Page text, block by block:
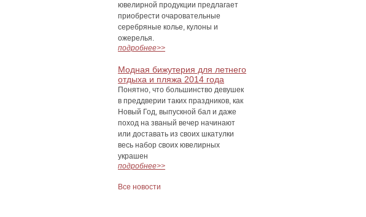
ювелирной продукции предлагает
приобрести очаровательные
серебряные колье, кулоны и
ожерелья.
подробнее>>
Модная бижутерия для летнего
отдыха и пляжа 2014 года
Понятно, что большинство девушек
в преддверии таких праздников, как
Новый Год, выпускной бал и даже
поход на званый вечер начинают
или доставать из своих шкатулки
весь набор своих ювелирных
украшен
подробнее>>
Все новости